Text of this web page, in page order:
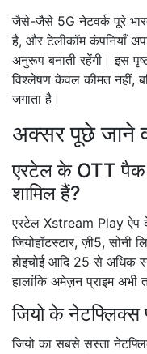
जैसे-जैसे 5G नेटवर्क पूरे
है, और टेलीकॉम कंपनियाँ
अनुरूप बनाती रहेंगी। इस
विश्लेषण केवल कीमत नहीं,
जगाता है।
अक्सर पूछे जाने
एरटेल के OTT पैक
शामिल हैं?
एरटेल Xstream Play ऐप
जियोहॉटस्टार, ज़ी5, सोनी
होइचोई आदि 25 से अधिक
हालांकि अमेज़न प्राइम
जियो के नेटफ्लिक्स
जियो का सबसे सस्ता